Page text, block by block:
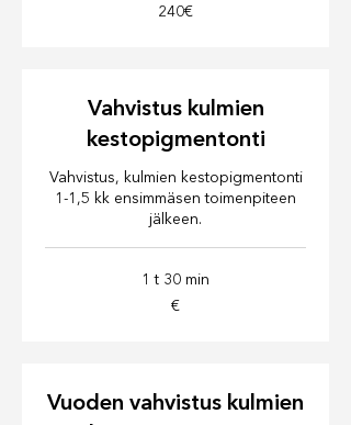
240€
Vahvistus kulmien
kestopigmentonti
Vahvistus, kulmien kestopigmentonti
1-1,5 kk ensimmäsen toimenpiteen
jälkeen.
1 t 30 min
€
Vuoden vahvistus kulmien